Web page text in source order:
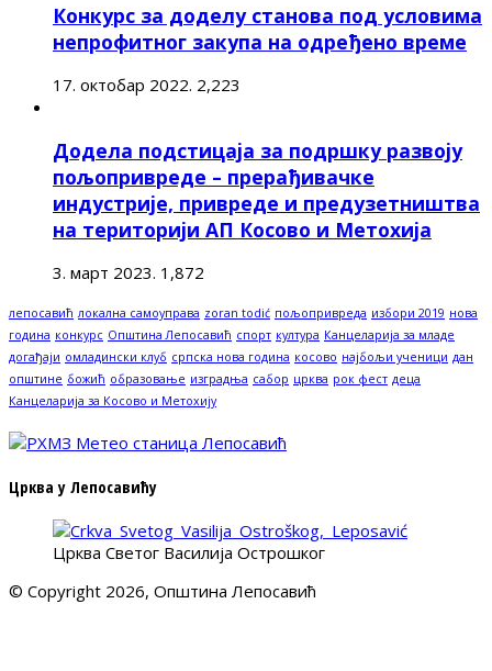
Конкурс за доделу станова под условима
непрофитног закупа на одређено време
17. октобар 2022. 2,223
Додела подстицаја за подршку развоју
пољопривреде – прерађивачке
индустрије, привреде и предузетништва
на територији АП Косово и Метохија
3. март 2023. 1,872
лепосавић локална самоуправа zoran todić пољопривреда избори 2019 нова
година конкурс Општина Лепосавић спорт култура Канцеларија за младе
догађаји омладински клуб српска нова година косово најбољи ученици дан
општине божић образовање изградња сабор црква рок фест деца
Канцеларија за Косово и Метохију
Црква у Лепосавићу
Црква Светог Василија Острошког
© Copyright 2026, Општина Лепосавић